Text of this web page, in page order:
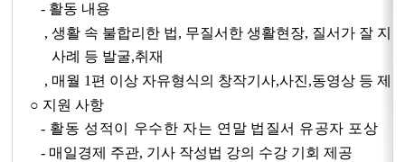
- 활동 내용
, 생활 속 불합리한 법, 무질서한 생활현장, 질서가 잘 지
사례 등 발굴,취재
, 매월 1편 이상 자유형식의 창작기사,사진,동영상 등 제
○ 지원 사항
- 활동 성적이 우수한 자는 연말 법질서 유공자 포상
- 매일경제 주관, 기사 작성법 강의 수강 기회 제공